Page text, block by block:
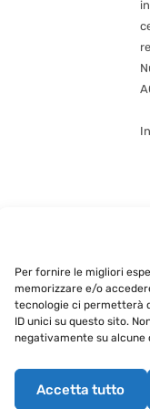
Per fornire le migliori
memorizzare e/o
tecnologie ci permetterà
ID unici su questo sito.
negativamente su
Accetta tutto